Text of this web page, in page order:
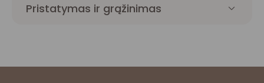
Pristatymas ir grąžinimas